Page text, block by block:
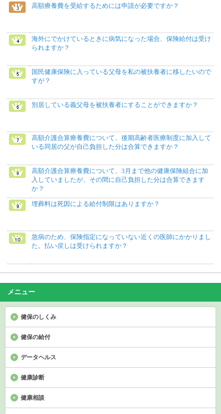
高額療養費を受給するためには申請が必要ですか？
海外にでかけているときに病気になった場合、保険給付は受け
られますか？
国民健康保険に入っている父母を私の被扶養者に移したいので
すが？
別居している義父母を被扶養者にすることができますか？
高額介護合算療養費について、後期高齢者医療制度に加入して
いる同居の父が自己負担した分は合算できますか？
高額介護合算療養費について、3月まで他の健康保険組合に加
入していましたが、その間に自己負担した分は合算できます
か？
埋葬料は死因による給付制限はありますか？
急病のため、保険指定になっていない近くの医師にかかりまし
た。払い戻しは受けられますか？
メニュー
健保のしくみ
健保の給付
データヘルス
健康診断
健康相談